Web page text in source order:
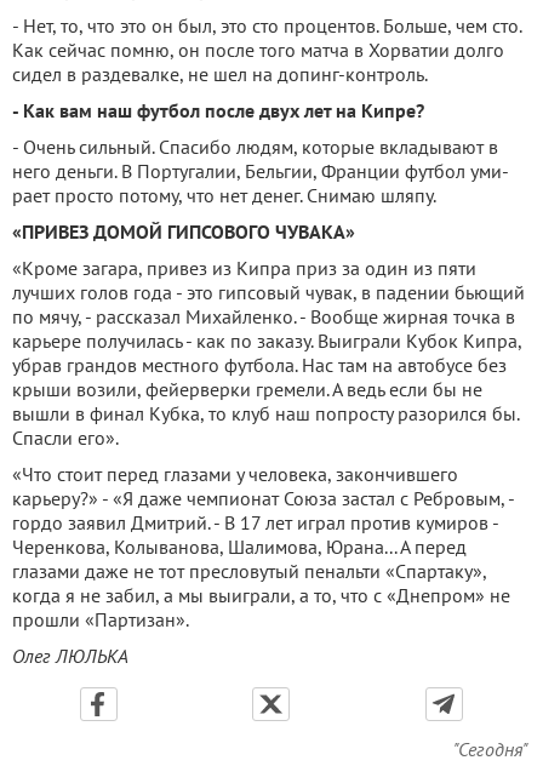
- Нет, то, что это он был, это сто процентов. Больше, чем сто.
Как сейчас помню, он после того матча в Хорватии долго
сидел в раздевалке, не шел на допинг-контроль.
- Как вам наш футбол после двух лет на Кипре?
- Очень сильный. Спасибо людям, которые вкладывают в
него деньги. В Португалии, Бельгии, Франции футбол уми­
рает просто потому, что нет денег. Снимаю шляпу.
«ПРИВЕЗ ДОМОЙ ГИПСОВОГО ЧУВАКА»
«Кроме загара, привез из Кипра приз за один из пяти
лучших голов года - это гипсовый чувак, в падении бьющий
по мячу, - рассказал Михайлен­ко. - Вообще жирная точка в
карьере получилась - как по заказу. Выиграли Кубок Кипра,
убрав грандов местного футбола. Нас там на автобусе без
крыши возили, фейерверки гремели. А ведь если бы не
вышли в финал Кубка, то клуб наш попросту разорился бы.
Спасли его».
«Что стоит перед глазами у человека, закончившего
карьеру?» - «Я даже чемпионат Союза застал с Ребровым, -
гордо за­явил Дмитрий. - В 17 лет играл против кумиров -
Черенкова, Колыванова, Шалимова, Юрана... А перед
глазами даже не тот пресловутый пеналь­ти «Спартаку»,
когда я не забил, а мы выиграли, а то, что с «Днепром» не
прошли «Партизан».
Олег ЛЮЛЬКА
"Сегодня"